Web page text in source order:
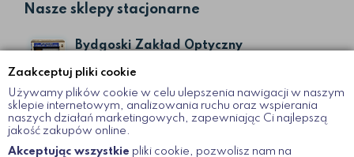
Zaakceptuj pliki cookie
Używamy plików cookie w celu ulepszenia nawigacji w naszym
sklepie internetowym, analizowania ruchu oraz wspierania
naszych działań marketingowych, zapewniając Ci najlepszą
jakość zakupów online.
Akceptując wszystkie pliki cookie, pozwolisz nam na
Nasze sklepy stacjonarne
Bydgoski Zakład Optyczny
ul. Gdańska II
52 322 19 51
Bydgoski Zakład Optyczny